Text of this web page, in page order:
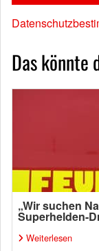
Das könnte
„Wir suchen
Superhelden-
Weiterlesen